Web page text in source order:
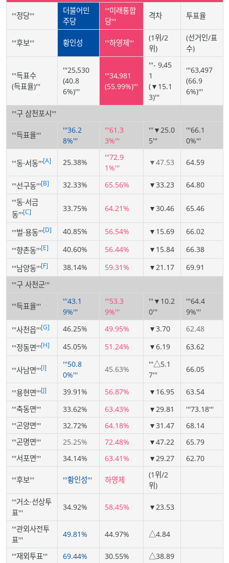
'''정당'''
더불어민
주당
'''미래통합
당'''
격차 투표율
'''후보''' 황인성 '''하영제'''
(1위/2
위)
(선거인/표
수)
'''득표수
(득표율)'''
'''25,530
(40.8
6%)'''
'''34,981
(55.99%)'''
'''- 9,45
1
(▼15.1
3)'''
'''63,497
(66.9
6%)'''
'''구 삼천포시'''
'''득표율'''
'''36.2
8%'''
'''61.3
3%'''
'''▼25.0
5'''
'''66.1
0%'''
'''동·서동'''[A] 25.38%
'''72.9
1%'''
▼47.53 64.59
'''선구동'''[B] 32.33% 65.56% ▼33.23
64.80
'''동·서금
동'''[C] 33.75% 64.21% ▼30.46 65.46
'''벌·용동'''[D] 40.85% 56.54% ▼15.69
66.02
'''향촌동'''[E] 40.60% 56.44% ▼15.84
66.38
'''남양동'''[F] 38.14% 59.31% ▼21.17
69.91
'''구 사천군'''
'''득표율'''
'''43.1
9%'''
'''53.3
9%'''
'''▼10.2
0'''
'''64.4
9%'''
'''사천읍'''[G] 46.25% 49.95% ▼3.70
62.48
'''정동면'''[H] 45.05% 51.24% ▼6.19 63.62
'''사남면'''[I]
'''50.8
0%'''
45.63%
'''△5.1
7'''
66.05
'''용현면'''[J] 39.91% 56.87% ▼16.95
63.54
'''축동면'''
33.62% 63.43% ▼29.81
'''73.18'''
'''곤양면'''
32.72% 64.18% ▼31.47
68.14
'''곤명면'''
25.25% 72.48% ▼47.22
65.79
'''서포면'''
34.14% 63.41% ▼29.27 62.70
'''후보''' '''황인성''' 하영제
(1위/2
위)
'''거소·선상투
표'''
34.92% 58.45% ▼23.53
'''관외사전투
표'''
49.81% 44.97% △4.84
'''재외투표''' 69.44% 30.55%
△38.89